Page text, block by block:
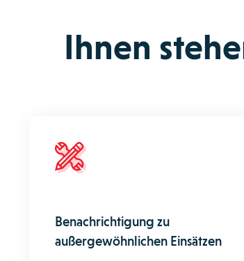
Ihnen
Benachrichtigung zu
außergewöhnlichen Einsätzen